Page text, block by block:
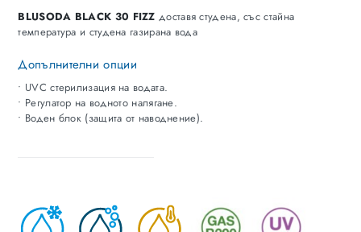
BLUSODA BLACK 30 FIZZ доставя студена, със стайна
температура и студена газирана вода
Допълнителни опции
• UVC стерилизация на водата.
• Регулатор на водното налягане.
• Воден блок (защита от наводнение).